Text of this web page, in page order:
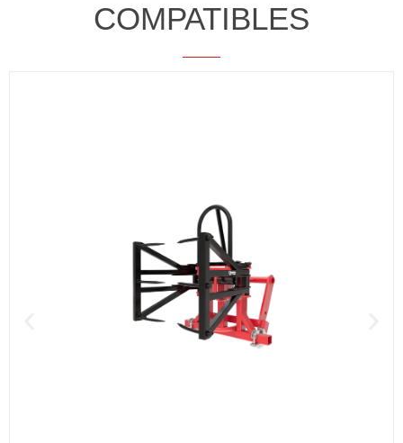
COMPATIBLES